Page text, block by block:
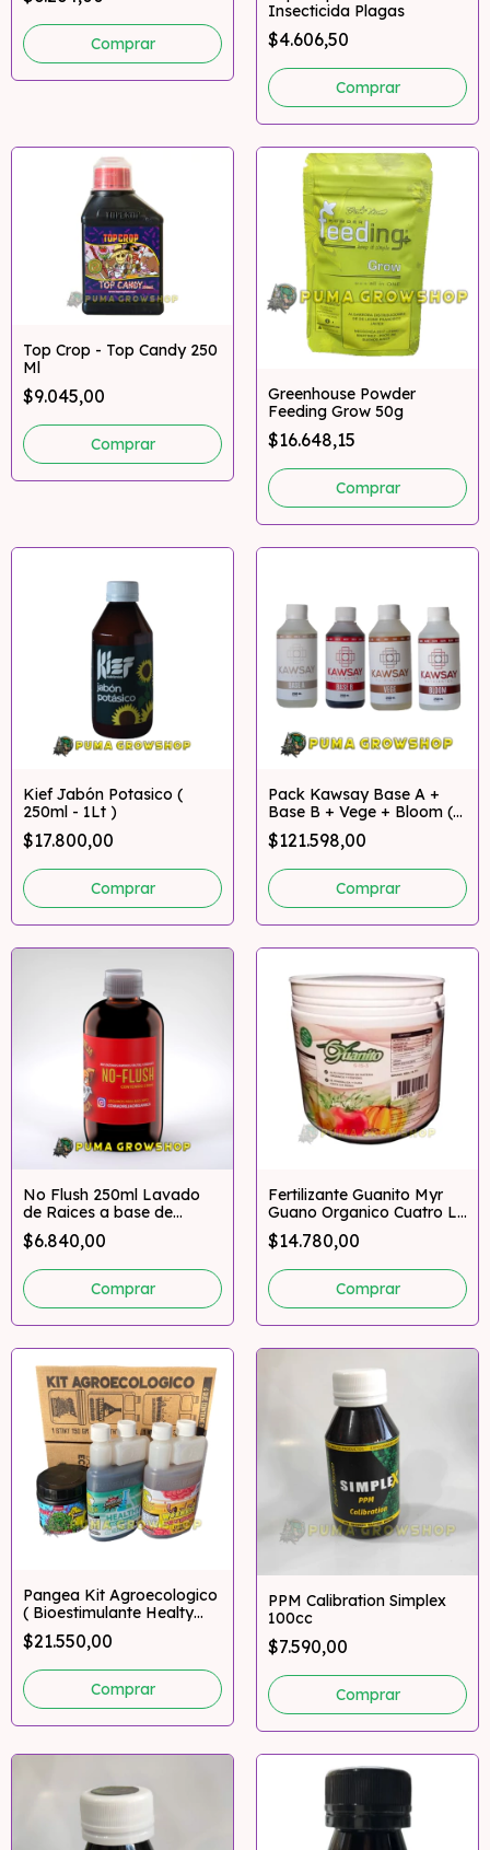
Insecticida Plagas
$4.606,50
Top Crop - Top Candy 250
Ml
$9.045,00
Greenhouse Powder
Feeding Grow 50g
$16.648,15
Kief Jabón Potasico (
250ml - 1Lt )
$17.800,00
Comprar
Pack Kawsay Base A +
Base B + Vege + Bloom (
250ml + 500ml )
$121.598,00
Comprar
No Flush 250ml Lavado
de Raices a base de
Enzimas Comadreja
Orgánica
$6.840,00
Fertilizante Guanito Myr
Guano Organico Cuatro L (
500gr - 1Kg )
$14.780,00
Comprar
Pangea Kit Agroecologico
( Bioestimulante Healty
300ml + Humus Liquido
Wormus 300ml + Melaza
Stinky 200gr)
$21.550,00
PPM Calibration Simplex
100cc
$7.590,00